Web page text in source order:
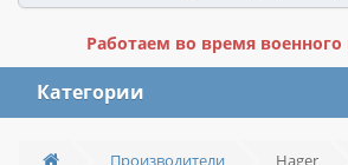
Работаем во время
Категории